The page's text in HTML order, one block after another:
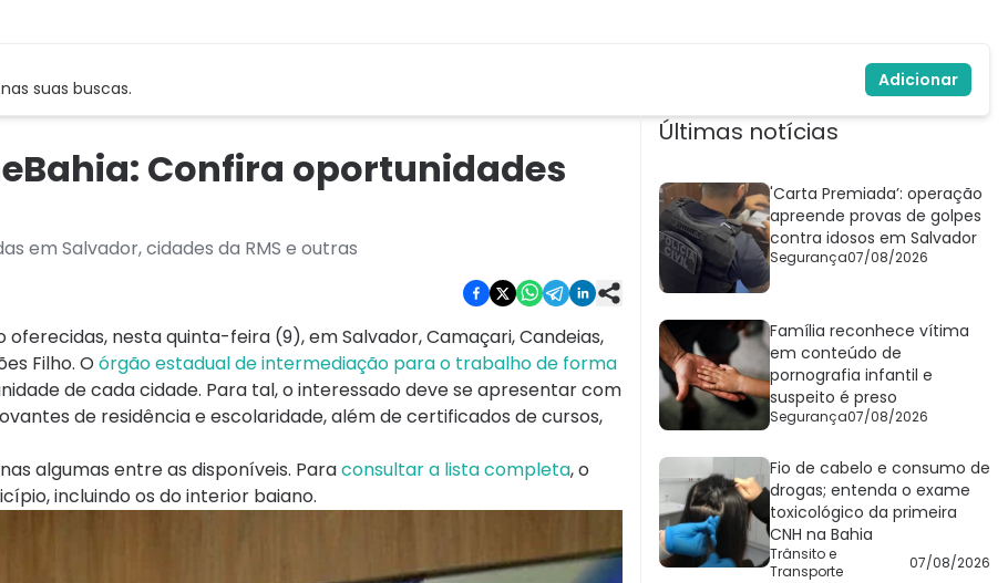
suas buscas. Adicionar
Confira oportunidades
em Salvador, cidades da RMS e outras
nesta quinta-feira (9), em Salvador, Camaçari, Candeias,
Filho. O órgão estadual de intermediação para o trabalho de forma
de cada cidade. Para tal, o interessado deve se apresentar com
de residência e escolaridade, além de certificados de cursos,
algumas entre as disponíveis. Paraconsultar a lista completa, o
incluindo os do interior baiano.
Últimas notícias
'Carta Premiada’: operação
apreende provas de golpes
contra idosos em Salvador
Segurança07/08/2026
Família reconhece vítima
em conteúdo de
pornografia infantil e
suspeito é preso
Segurança07/08/2026
Fio de cabelo e consumo de
drogas; entenda o exame
toxicológico da primeira
CNH na Bahia
Trânsito e
Transporte
07/08/2026